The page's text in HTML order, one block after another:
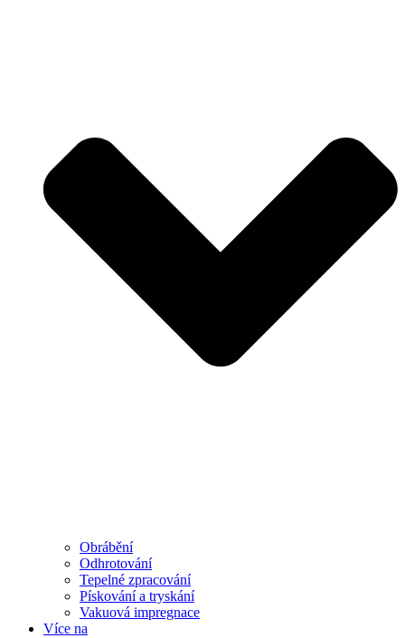
Obrábění
Odhrotování
Tepelné zpracování
Pískování a tryskání
Vakuová impregnace
Více na